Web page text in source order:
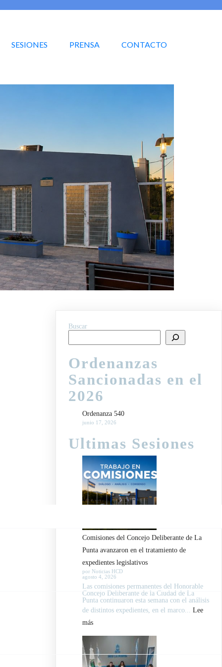
SESIONES PRENSA CONTACTO
Buscar
Ordenanzas
Sancionadas en el
2026
Ordenanza 540
junio 17, 2026
Ultimas Sesiones
Comisiones del Concejo Deliberante de La
Punta avanzaron en el tratamiento de
expedientes legislativos
por Noticias HCD
agosto 4, 2026
Las comisiones permanentes del Honorable
Concejo Deliberante de la Ciudad de La
Punta continuaron esta semana con el análisis
de distintos expedientes, en el marco... Lee
más:
Comisiones
del
Concejo